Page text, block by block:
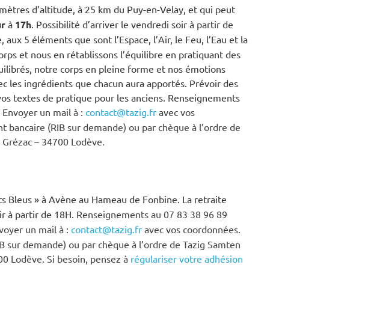
d’altitude, à 25 km du Puy-en-Velay, et qui peut
à 17h. Possibilité d’arriver le vendredi soir à partir de
5 éléments que sont l’Espace, l’Air, le Feu, l’Eau et la
et nous en rétablissons l’équilibre en pratiquant des
notre corps en pleine forme et nos émotions
les ingrédients que chacun aura apportés. Prévoir des
textes de pratique pour les anciens. Renseignements
Envoyer un mail à : contact@tazig.fr avec vos
(RIB sur demande) ou par chèque à l’ordre de
– 34700 Lodève.
Bleus » à Avène au Hameau de Fonbine. La retraite
à partir de 18H. Renseignements au 07 83 38 96 89
un mail à : contact@tazig.fr avec vos coordonnées.
demande) ou par chèque à l’ordre de Tazig Samten
Lodève. Si besoin, pensez à régulariser votre adhésion